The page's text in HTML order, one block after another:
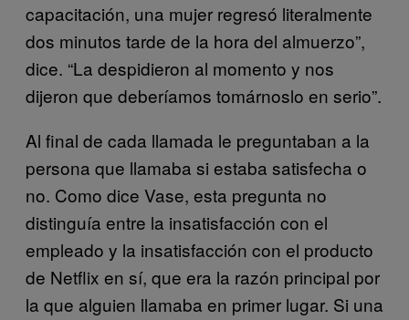
capacitación, una mujer regresó literalmente
dos minutos tarde de la hora del almuerzo”,
dice. “La despidieron al momento y nos
dijeron que deberíamos tomárnoslo en serio”.
Al final de cada llamada le preguntaban a la
persona que llamaba si estaba satisfecha o
no. Como dice Vase, esta pregunta no
distinguía entre la insatisfacción con el
empleado y la insatisfacción con el producto
de Netflix en sí, que era la razón principal por
la que alguien llamaba en primer lugar. Si una